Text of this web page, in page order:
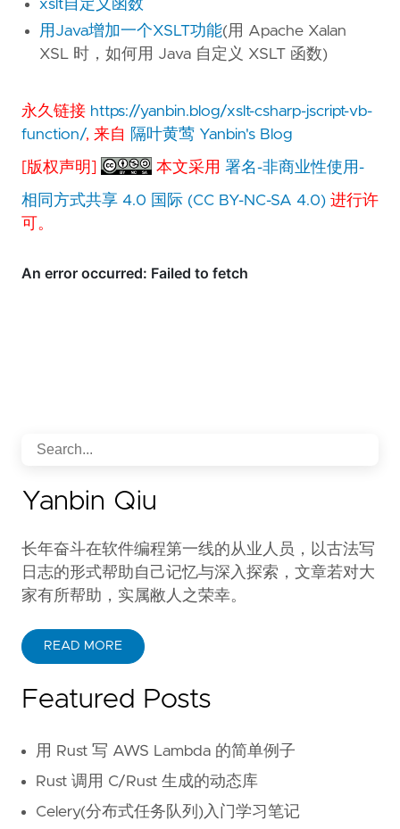
xslt自定义函数
用Java增加一个XSLT功能(用 Apache Xalan
XSL 时，如何用 Java 自定义 XSLT 函数)
永久链接 https://yanbin.blog/xslt-csharp-jscript-vb-
function/, 来自 隔叶黄莺 Yanbin's Blog
[版权声明] 本文采用署名-非商业性使用-
相同方式共享 4.0 国际 (CC BY-NC-SA 4.0) 进行许
可。
Yanbin Qiu
长年奋斗在软件编程第一线的从业人员，以古法写
日志的形式帮助自己记忆与深入探索，文章若对大
家有所帮助，实属敝人之荣幸。
READ MORE
Featured Posts
用 Rust 写 AWS Lambda 的简单例子
Rust 调用 C/Rust 生成的动态库
Celery(分布式任务队列)入门学习笔记